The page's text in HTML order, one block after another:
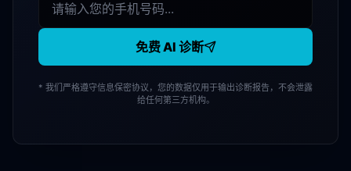
免费 AI 诊断
* 我们严格遵守信息保密协议，您的数据仅用于输出诊断报告，不会泄露
给任何第三方机构。